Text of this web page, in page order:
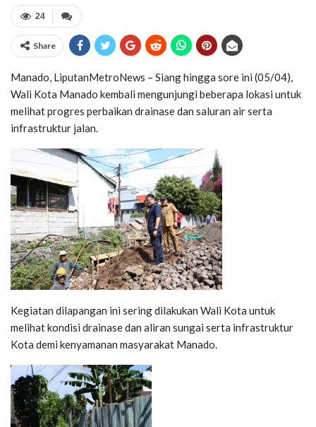
24
Share
Manado, LiputanMetroNews – Siang hingga sore ini (05/04),
Wali Kota Manado kembali mengunjungi beberapa lokasi untuk
melihat progres perbaikan drainase dan saluran air serta
infrastruktur jalan.
Kegiatan dilapangan ini sering dilakukan Wali Kota untuk
melihat kondisi drainase dan aliran sungai serta infrastruktur
Kota demi kenyamanan masyarakat Manado.